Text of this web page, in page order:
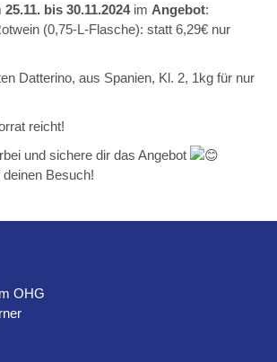
25.11. bis 30.11.2024 im Angebot:
(0,75-L-Flasche): statt 6,29€ nur
Datterino, aus Spanien, Kl. 2, 1kg für nur
reicht!
und sichere dir das Angebot
Besuch!
OHG